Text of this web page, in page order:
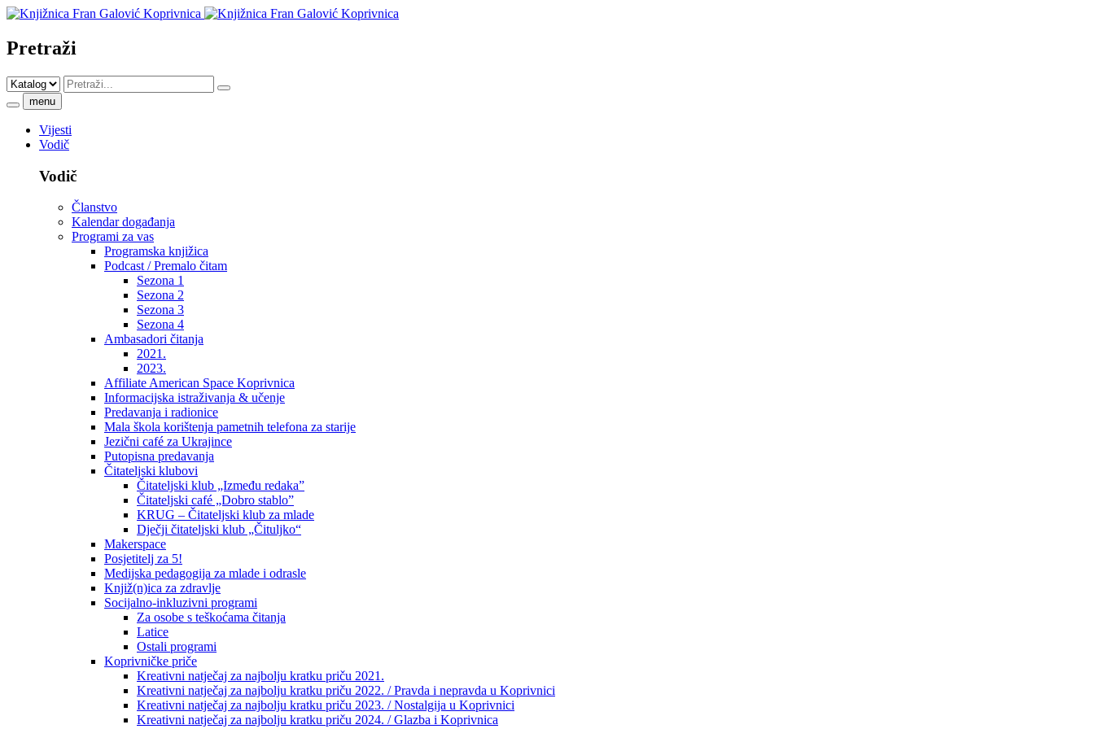
Pretraži
menu
Vijesti
Vodič
Vodič
Članstvo
Kalendar događanja
Programi za vas
Programska knjižica
Podcast / Premalo čitam
Sezona 1
Sezona 2
Sezona 3
Sezona 4
Ambasadori čitanja
2021.
2023.
Affiliate American Space Koprivnica
Informacijska istraživanja & učenje
Predavanja i radionice
Mala škola korištenja pametnih telefona za starije
Jezični café za Ukrajince
Putopisna predavanja
Čitateljski klubovi
Čitateljski klub „Između redaka”
Čitateljski café „Dobro stablo”
KRUG – Čitateljski klub za mlade
Dječji čitateljski klub „Čituljko“
Makerspace
Posjetitelj za 5!
Medijska pedagogija za mlade i odrasle
Knjiž(n)ica za zdravlje
Socijalno-inkluzivni programi
Za osobe s teškoćama čitanja
Latice
Ostali programi
Koprivničke priče
Kreativni natječaj za najbolju kratku priču 2021.
Kreativni natječaj za najbolju kratku priču 2022. / Pravda i nepravda u Koprivnici
Kreativni natječaj za najbolju kratku priču 2023. / Nostalgija u Koprivnici
Kreativni natječaj za najbolju kratku priču 2024. / Glazba i Koprivnica